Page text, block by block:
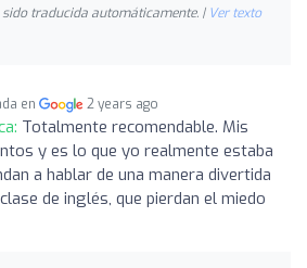
traducida automáticamente. | Ver texto
en 2 years ago
Totalmente recomendable. Mis
y es lo que yo realmente estaba
a hablar de una manera divertida
de inglés, que pierdan el miedo